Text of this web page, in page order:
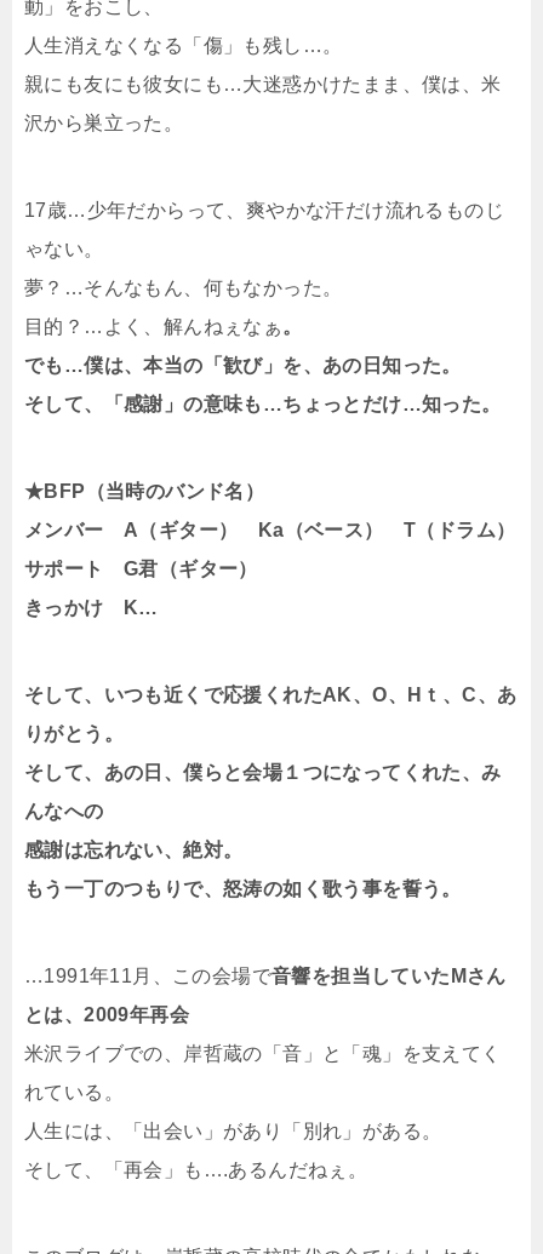
動」をおこし、
人生消えなくなる「傷」も残し…。
親にも友にも彼女にも…大迷惑かけたまま、僕は、米
沢から巣立った。
17歳…少年だからって、爽やかな汗だけ流れるものじ
ゃない。
夢？…そんなもん、何もなかった。
目的？…よく、解んねぇなぁ 。
でも…僕は、本当の「歓び」を、あの日知った。
そして、「感謝」の意味も…ちょっとだけ…知った。
★BFP（当時のバンド名）
メンバー A（ギター） Ka（ベース） T（ドラム）
サポート G君（ギター）
きっかけ K…
そして、いつも近くで応援くれたAK、O、Hｔ、C、あ
りがとう。
そして、あの日、僕らと会場１つになってくれた、み
んなへの
感謝は忘れない、絶対。
もう一丁のつもりで、怒涛の如く歌う事を誓う。
…1991年11月、この会場で音響を担当していたMさん
とは、2009年再会
米沢ライブでの、岸哲蔵の「音」と「魂」を支えてく
れている。
人生には、「出会い」があり「別れ」がある。
そして、「再会」も….あるんだねぇ。